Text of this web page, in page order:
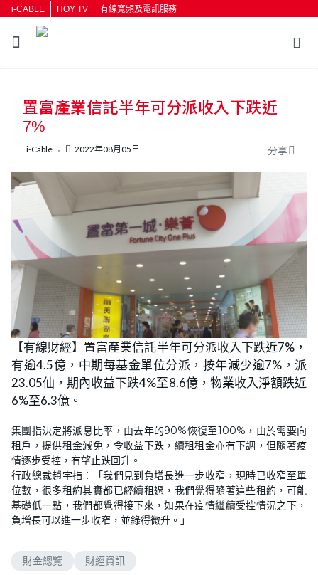
i-CABLE HOY TV 有線寬頻及電訊服務
置富產業信託半年可分派收入下跌近
7%
i-Cable 2022年08月05日 分享
【有線財經】置富產業信託半年可分派收入下跌近7%，
有逾4.5億，中期每基金單位分派，按年減少逾7%，派
23.05仙，期內收益下跌4%至8.6億，物業收入淨額跌近
6%至6.3億。
集團指決定將派息比率，由去年的90%恢復至100%，由於需要向
租戶，提供租金減免，令收益下跌，續租租金亦有下調，但隨著疫
情逐步受控，有望止跌回升。
行政總裁趙宇指：「我們見到負增長進一步收窄，現時已收窄至單
位數，很多租約其實都已經續租過，我們覺得隨著這些租約，可能
基礎低一點，我們都覺得接下來，如果在疫情繼續受控情況之下，
負增長可以進一步收窄，並錄得微升。」
財金總覽 財經資訊